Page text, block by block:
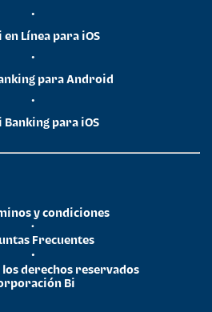
•
en Línea para iOS
•
para Android
•
Banking para iOS
los derechos reservados
Bi
•
Frecuentes
•
y condiciones